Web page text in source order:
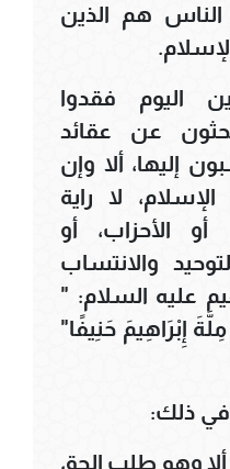
هم الذين
اليوم فقدوا
عن عقائد
إليها، ألا وإن
لا راية
أو الأحزاب، أو
والانتساب
عليه السلام: "
إِبْرَاهِيمَ حَنِيفًا"
في ذلك:
وهو طلب الحق